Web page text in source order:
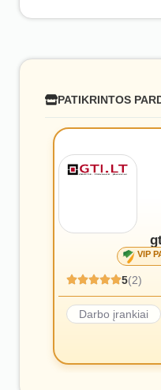
PATIKRINTOS
VIP
5(2)
Darbo įrankiai